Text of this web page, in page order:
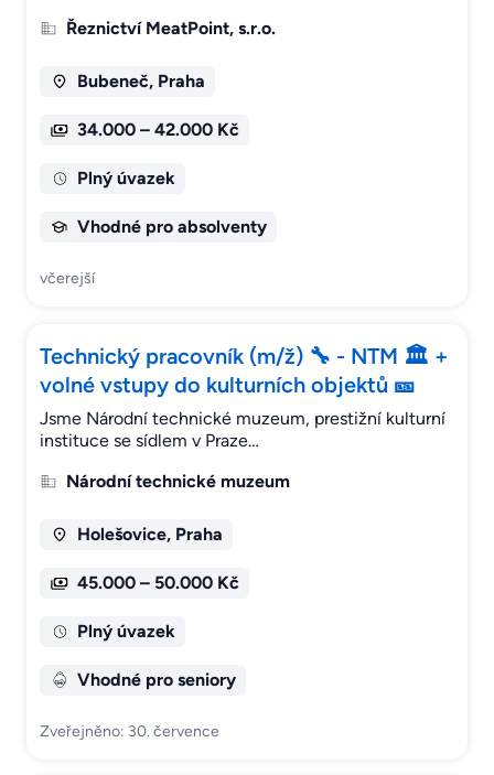
Řeznictví MeatPoint, s.r.o.
Bubeneč, Praha
34.000 – 42.000 Kč
Plný úvazek
Vhodné pro absolventy
včerejší
Technický pracovník (m/ž) 🔧 - NTM 🏛 +
volné vstupy do kulturních objektů 🎫
Jsme Národní technické muzeum, prestižní kulturní
instituce se sídlem v Praze…
Národní technické muzeum
Holešovice, Praha
45.000 – 50.000 Kč
Plný úvazek
Vhodné pro seniory
Zveřejněno: 30. července